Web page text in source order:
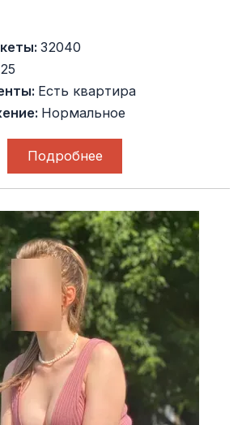
32040
25
Есть квартира
Нормальное
Подробнее